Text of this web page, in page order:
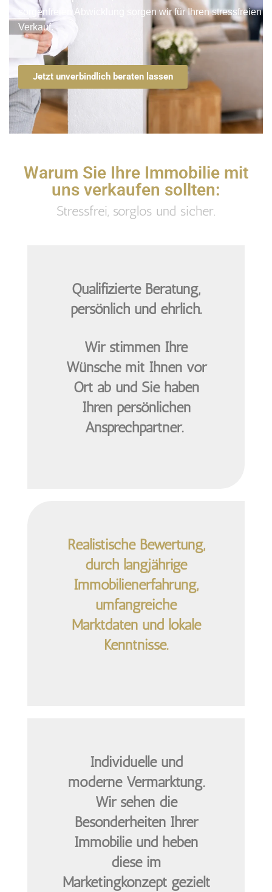
sorgenfreien Abwicklung sorgen wir für Ihren stressfreien
Verkauf.
Jetzt unverbindlich beraten lassen
Warum Sie Ihre Immobilie mit
uns verkaufen sollten:
Stressfrei, sorglos und sicher.
Qualifizierte Beratung,
persönlich und ehrlich.
Wir stimmen Ihre
Wünsche mit Ihnen vor
Ort ab und Sie haben
Ihren persönlichen
Ansprechpartner.
Realistische Bewertung,
durch langjährige
Immobilienerfahrung,
umfangreiche
Marktdaten und lokale
Kenntnisse.
Individuelle und
moderne Vermarktung.
Wir sehen die
Besonderheiten Ihrer
Immobilie und heben
diese im
Marketingkonzept gezielt